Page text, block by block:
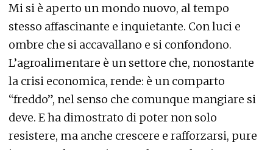
Mi si è aperto un mondo nuovo, al tempo
stesso affascinante e inquietante. Con luci e
ombre che si accavallano e si confondono.
L’agroalimentare è un settore che, nonostante
la crisi economica, rende: è un comparto
“freddo”, nel senso che comunque mangiare si
deve. E ha dimostrato di poter non solo
resistere, ma anche crescere e rafforzarsi, pure